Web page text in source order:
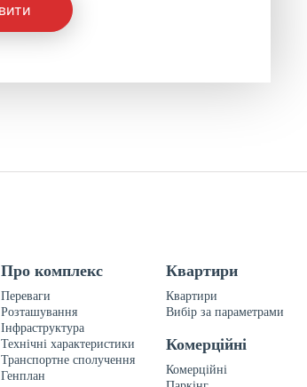
Про комплекс
Переваги
Розташування
Інфраструктура
Технічні характеристики
Транспортне сполучення
Генплан
Квартири
Квартири
Вибір за параметрами
Комерційні
Комерційні